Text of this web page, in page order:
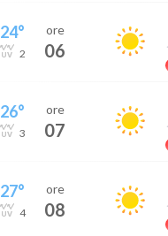
24°
2
ore
06
26°
3
ore
07
27°
4
ore
08